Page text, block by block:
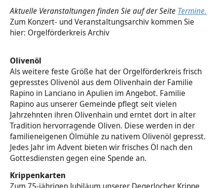
Aktuelle Veranstaltungen finden Sie auf der Seite Termine.
Zum Konzert- und Veranstaltungsarchiv kommen Sie
hier: Orgelförderkreis Archiv
Olivenöl
Als weitere feste Größe hat der Orgelförderkreis frisch
gepresstes Olivenöl aus dem Olivenhain der Familie
Rapino in Lanciano in Apulien im Angebot. Familie
Rapino aus unserer Gemeinde pflegt seit vielen
Jahrzehnten ihren Olivenhain und erntet dort in alter
Tradition hervorragende Oliven. Diese werden in der
familieneigenen Ölmühle zu nativem Olivenöl gepresst.
Jedes Jahr im Advent bieten wir frisches Öl nach den
Gottesdiensten gegen eine Spende an.
Krippenkarten
Zum 75-jährigen Jubiläum unserer Degerlocher Krippe,